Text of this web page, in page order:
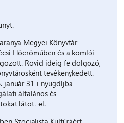
Megyei Könyvtár
Hőerőműben és a komlói
Rövid ideig feldolgozó,
tevékenykedett.
január 31-i nyugdíjba
általános és
látott el.
Szocialista Kultúráért